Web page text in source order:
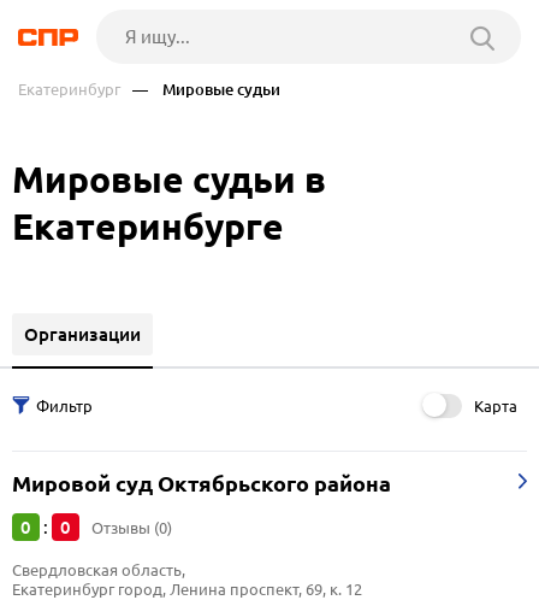
Екатеринбург — Мировые судьи
Мировые судьи в
Екатеринбурге
Организации
Карта
Мировой суд Октябрьского района
0 : 0 Отзывы (0)
Свердловская область,
Екатеринбург город, Ленина проспект, 69, к. 12